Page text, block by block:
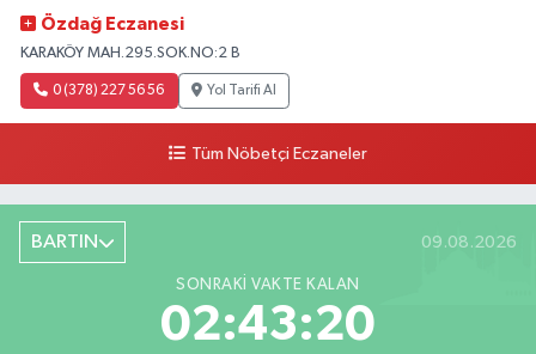
Özdağ Eczanesi
KARAKÖY MAH.295.SOK.NO:2 B
0 (378) 227 56 56 Yol Tarifi Al
Tüm Nöbetçi Eczaneler
BARTIN 09.08.2026
SONRAKI VAKTE KALAN
02:43:19